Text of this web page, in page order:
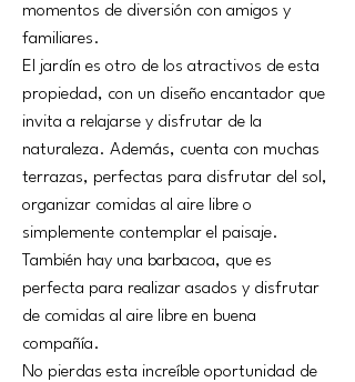
momentos de diversión con amigos y
familiares.
El jardín es otro de los atractivos de esta
propiedad, con un diseño encantador que
invita a relajarse y disfrutar de la
naturaleza. Además, cuenta con muchas
terrazas, perfectas para disfrutar del sol,
organizar comidas al aire libre o
simplemente contemplar el paisaje.
También hay una barbacoa, que es
perfecta para realizar asados y disfrutar
de comidas al aire libre en buena
compañía.
No pierdas esta increíble oportunidad de